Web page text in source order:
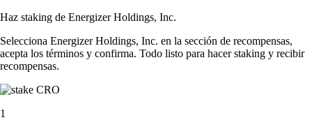
Haz staking de Energizer Holdings, Inc.
Selecciona Energizer Holdings, Inc. en la sección de recompensas,
acepta los términos y confirma. Todo listo para hacer staking y recibir
recompensas.
1